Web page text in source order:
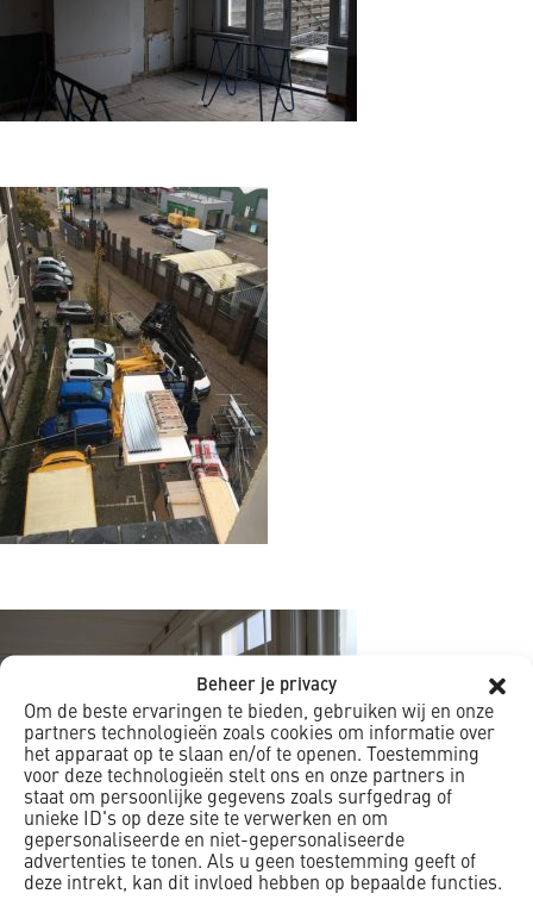
Beheer je privacy
Om de beste ervaringen te bieden, gebruiken wij en onze
partners technologieën zoals cookies om informatie over
het apparaat op te slaan en/of te openen. Toestemming
voor deze technologieën stelt ons en onze partners in
staat om persoonlijke gegevens zoals surfgedrag of
unieke ID's op deze site te verwerken en om
gepersonaliseerde en niet-gepersonaliseerde
advertenties te tonen. Als u geen toestemming geeft of
deze intrekt, kan dit invloed hebben op bepaalde functies.